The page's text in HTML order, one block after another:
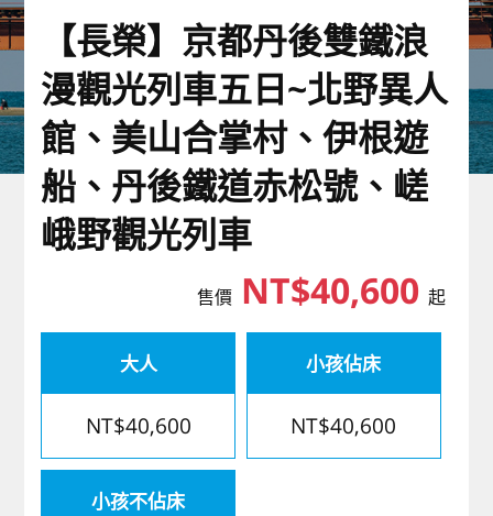
東南亞
美加紐澳
歐洲
【長榮】京都丹後雙鐵浪
漫觀光列車五日~北野異人
館、美山合掌村、伊根遊
船、丹後鐵道赤松號、嵯
峨野觀光列車
售價NT$40,600 起
大人
NT$40,600
小孩佔床
NT$40,600
小孩不佔床